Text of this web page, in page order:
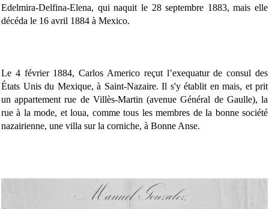
Edelmira-Delfina-Elena, qui naquit le 28 septembre 1883, mais elle
décéda le 16 avril 1884 à Mexico.
Le 4 février 1884, Carlos Americo reçut l’exequatur de consul des
États Unis du Mexique, à Saint-Nazaire. Il s'y établit en mais, et prit
un appartement rue de Villès-Martin (avenue Général de Gaulle), la
rue à la mode, et loua, comme tous les membres de la bonne société
nazairienne, une villa sur la corniche, à Bonne Anse.